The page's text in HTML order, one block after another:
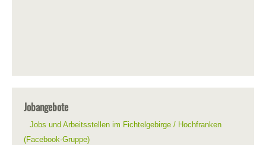
Jobangebote
Jobs und Arbeitsstellen im Fichtelgebirge / Hochfranken
(Facebook-Gruppe)